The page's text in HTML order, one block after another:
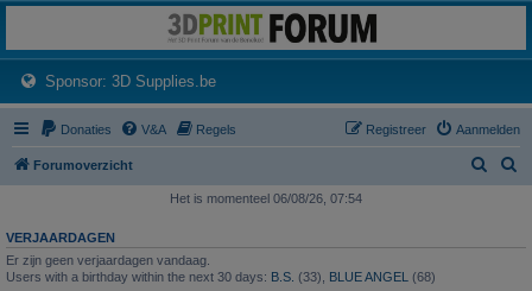
Het 3D print forum van de Benelux na de sluiting van 3dprintforum.nl
Sponsor: 3D Supplies.be(Opens a new tab)
Donaties V&A Regels Aanmelden
Registreer
Forumoverzicht
k
k
Het is momenteel 06/08/26, 07:54
VERJAARDAGEN
Er zijn geen verjaardagen vandaag.
Users with a birthday within the next 30 days: B.S. (33), BLUE ANGEL (68)